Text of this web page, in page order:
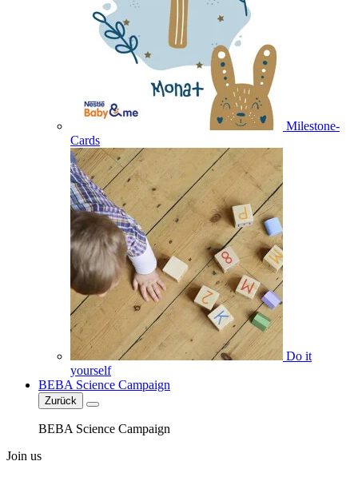
Milestone-
Cards
Do it
yourself
BEBA Science Campaign
Zurück
BEBA Science Campaign
Join us